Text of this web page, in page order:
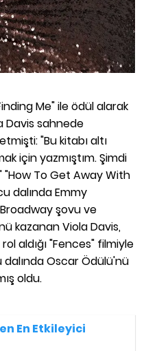
Me" ile ödül alarak
Davis sahnede
"Bu kitabı altı
için yazmıştım. Şimdi
"How To Get Away With
dalında Emmy
Broadway şovu ve
kazanan Viola Davis,
aldığı "Fences" filmiyle
dalında Oscar Ödülü'nü
oldu.
En Etkileyici